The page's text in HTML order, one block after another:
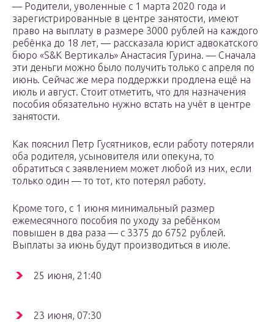
— Родители, уволенные с 1 марта 2020 года и
зарегистрированные в центре занятости, имеют
право на выплату в размере 3000 рублей на каждого
ребёнка до 18 лет, — рассказала юрист адвокатского
бюро «S&K Вертикаль» Анастасия Гурина. — Сначала
эти деньги можно было получить только с апреля по
июнь. Сейчас же мера поддержки продлена ещё на
июль и август. Стоит отметить, что для назначения
пособия обязательно нужно встать на учёт в центре
занятости.
Как пояснил Петр Гусятников, если работу потеряли
оба родителя, усыновителя или опекуна, то
обратиться с заявлением может любой из них, если
только один — то тот, кто потерял работу.
Кроме того, с 1 июня минимальный размер
ежемесячного пособия по уходу за ребёнком
повышен в два раза — с 3375 до 6752 рублей.
Выплаты за июнь будут производиться в июле.
25 июня, 21:40
23 июня, 07:30